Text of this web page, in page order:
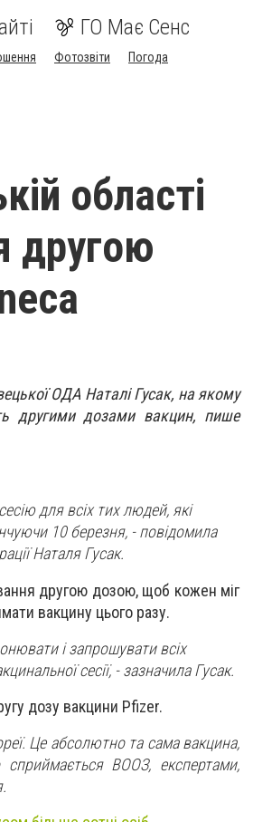
ГО Має Сенс
Фотозвіти
Погода
області
другою
ОДА Наталі Гусак, на якому
другими дозами вакцин, пише
для всіх тих людей, які
10 березня, - повідомила
Наталя Гусак.
другою дозою, щоб кожен міг
вакцину цього разу.
і запрошувати всіх
сесії, - зазначила Гусак.
дозу вакцини Pfizer.
Це абсолютно та сама вакцина,
ВООЗ, експертами,